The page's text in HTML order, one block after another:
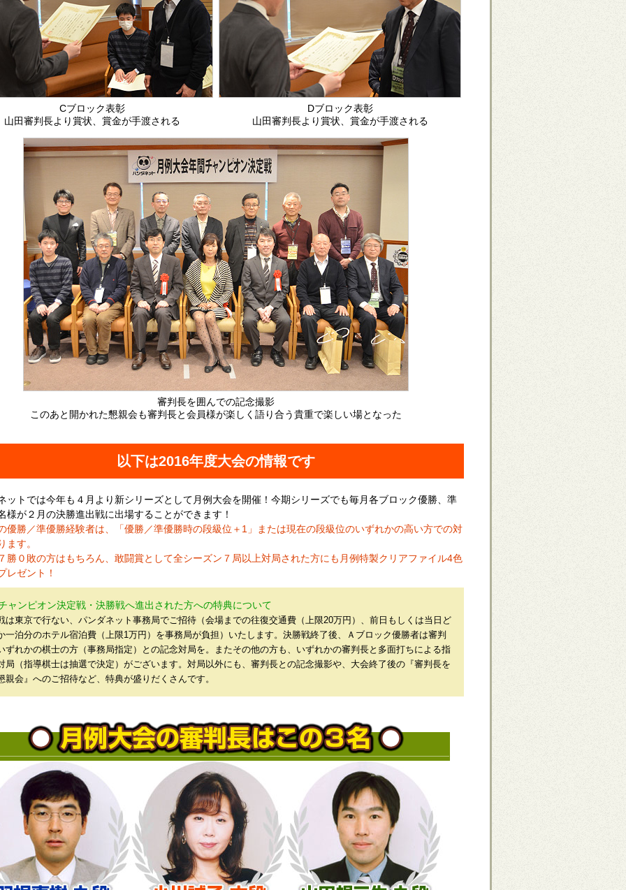
Cブロック表彰
山田審判長より賞状、賞金が手渡される
Dブロック表彰
山田審判長より賞状、賞金が手渡される
審判長を囲んでの記念撮影
このあと開かれた懇親会も審判長と会員様が楽しく語り合う貴重で楽しい場となった
以下は2016年度大会の情報です
ットでは今年も４月より新シリーズとして月例大会を開催！今期シリーズでも毎月各ブロック優勝、準
様が２月の決勝進出戦に出場することができます！
優勝／準優勝経験者は、「優勝／準優勝時の段級位＋1」または現在の段級位のいずれかの高い方での対
ます。
勝０敗の方はもちろん、敢闘賞として全シーズン７局以上対局された方にも月例特製クリアファイル4色
レゼント！
ャンピオン決定戦・決勝戦へ進出された方への特典について
は東京で行ない、パンダネット事務局でご招待（会場までの往復交通費（上限20万円）、前日もしくは当日ど
一泊分のホテル宿泊費（上限1万円）を事務局が負担）いたします。決勝戦終了後、Ａブロック優勝者は審判
ずれかの棋士の方（事務局指定）との記念対局を。またその他の方も、いずれかの審判長と多面打ちによる指
局（指導棋士は抽選で決定）がございます。対局以外にも、審判長との記念撮影や、大会終了後の『審判長を
親会』へのご招待など、特典が盛りだくさんです。